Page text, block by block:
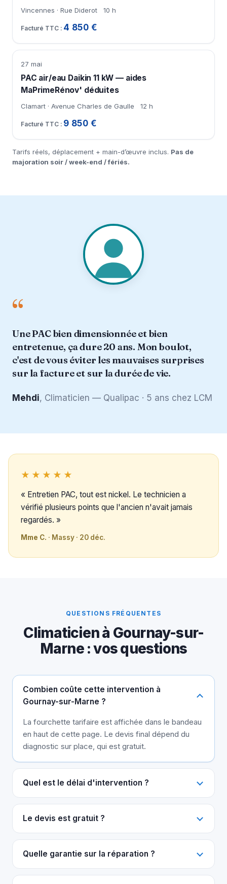
Vincennes · Rue Diderot 10 h
4 850 €
27 mai
PAC air/eau Daikin 11 kW — aides
MaPrimeRénov' déduites
Clamart · Avenue Charles de Gaulle 12 h
9 850 €
Tarifs réels, déplacement + main-d’œuvre inclus. Pas de
majoration soir / week-end / fériés.
“
Une PAC bien dimensionnée et bien
entretenue, ça dure 20 ans. Mon boulot,
c'est de vous éviter les mauvaises surprises
sur la facture et sur la durée de vie.
Mehdi, Climaticien — Qualipac · 5 ans chez LCM
★★★★★
« Entretien PAC, tout est nickel. Le technicien a
vérifié plusieurs points que l'ancien n'avait jamais
regardés. »
Mme C. · Massy · 20 déc.
QUESTIONS FRÉQUENTES
Climaticien à Gournay-sur-
Marne : vos questions
Combien coûte cette intervention à
Gournay-sur-Marne ?
La fourchette tarifaire est affichée dans le bandeau
en haut de cette page. Le devis final dépend du
diagnostic sur place, qui est gratuit.
Quel est le délai d'intervention ?
Le devis est gratuit ?
Quelle garantie sur la réparation ?